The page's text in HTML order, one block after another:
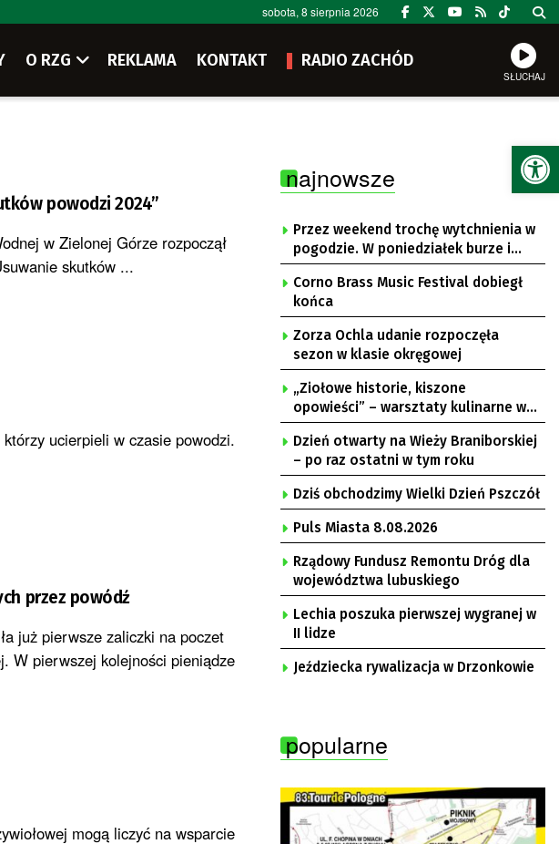
sobota, 8 sierpnia 2026
O RZG REKLAMA KONTAKT RADIO ZACHÓD
SŁUCHAJ
powodzi 2024”
w Zielonej Górze rozpoczął
skutków ...
ucierpieli w czasie powodzi.
przez powódź
już pierwsze zaliczki na poczet
W pierwszej kolejności pieniądze
mogą liczyć na wsparcie
najnowsze
Przez weekend trochę wytchnienia w
pogodzie. W poniedziałek burze i
upał
Corno Brass Music Festival dobiegł
końca
Zorza Ochla udanie rozpoczęła
sezon w klasie okręgowej
„Ziołowe historie, kiszone
opowieści” – warsztaty kulinarne w
Krępie
Dzień otwarty na Wieży Braniborskiej
– po raz ostatni w tym roku
Dziś obchodzimy Wielki Dzień Pszczół
Puls Miasta 8.08.2026
Rządowy Fundusz Remontu Dróg dla
województwa lubuskiego
Lechia poszuka pierwszej wygranej w
II lidze
Jeździecka rywalizacja w Drzonkowie
popularne